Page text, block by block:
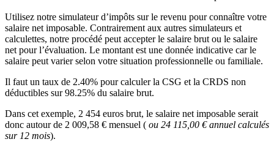
Utilisez notre simulateur d’impôts sur le revenu pour connaître votre
salaire net imposable. Contrairement aux autres simulateurs et
calculettes, notre procédé peut accepter le salaire brut ou le salaire
net pour l’évaluation. Le montant est une donnée indicative car le
salaire peut varier selon votre situation professionnelle ou familiale.
Il faut un taux de 2.40% pour calculer la CSG et la CRDS non
déductibles sur 98.25% du salaire brut.
Dans cet exemple, 2 454 euros brut, le salaire net imposable serait
donc autour de 2 009,58 € mensuel ( ou 24 115,00 € annuel calculés
sur 12 mois).